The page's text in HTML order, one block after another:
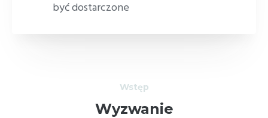
być dostarczone
Wstęp
Wyzwanie